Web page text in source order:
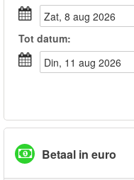
zat, 8 aug 2026
Tot datum:
din, 11 aug 2026
Betaal in euro